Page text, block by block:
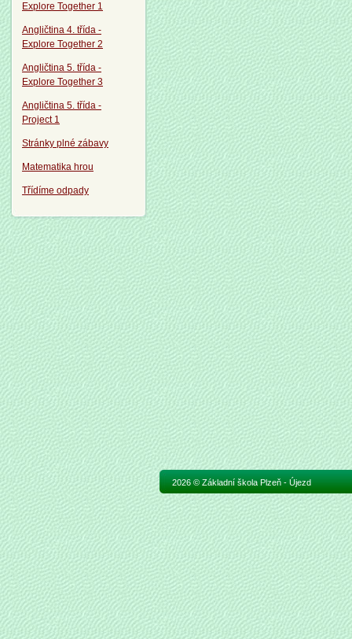
Explore Together 1
Angličtina 4. třída -
Explore Together 2
Angličtina 5. třída -
Explore Together 3
Angličtina 5. třída -
Project 1
Stránky plné zábavy
Matematika hrou
Třídíme odpady
2026 © Základní škola Plzeň - Újezd